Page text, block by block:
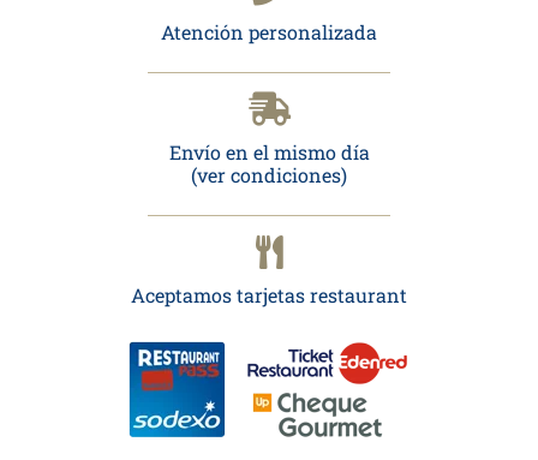
Atención personalizada
Envío en el mismo día
(ver condiciones)
Aceptamos tarjetas restaurant